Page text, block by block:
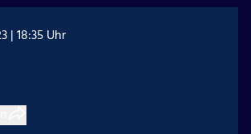
| 18:35 Uhr